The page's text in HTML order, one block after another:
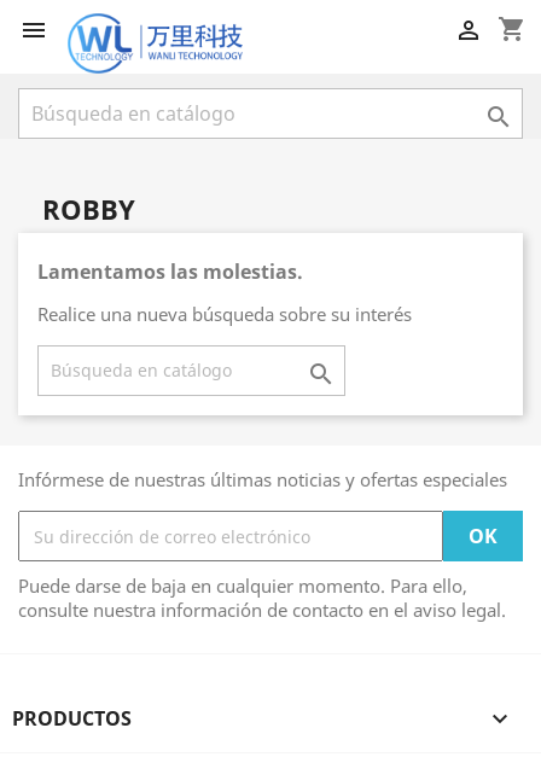
 shopping_cart


ROBBY
Lamentamos las molestias.
Realice una nueva búsqueda sobre su interés

Infórmese de nuestras últimas noticias y ofertas especiales
Puede darse de baja en cualquier momento. Para ello,
consulte nuestra información de contacto en el aviso legal.
PRODUCTOS 